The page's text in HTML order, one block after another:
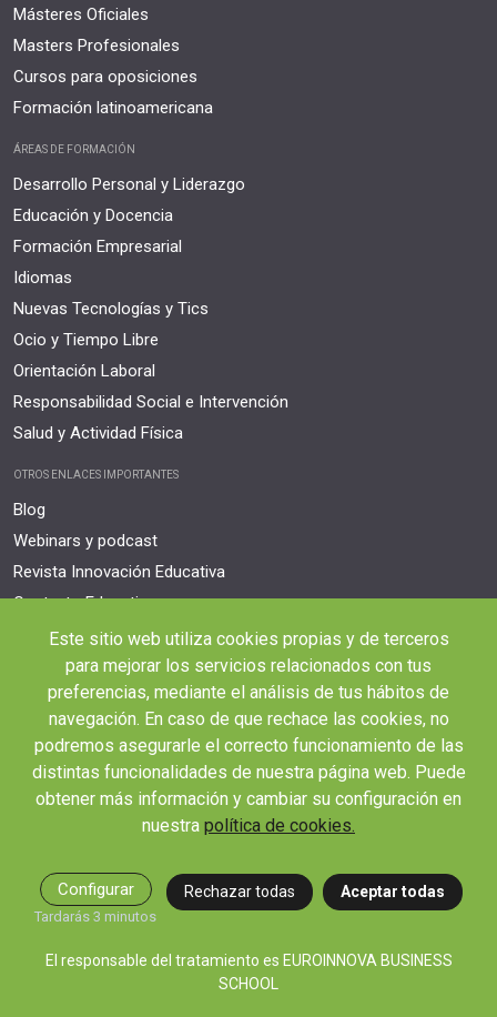
Másteres Oficiales
Masters Profesionales
Cursos para oposiciones
Formación latinoamericana
ÁREAS DE FORMACIÓN
Desarrollo Personal y Liderazgo
Educación y Docencia
Formación Empresarial
Idiomas
Nuevas Tecnologías y Tics
Ocio y Tiempo Libre
Orientación Laboral
Responsabilidad Social e Intervención
Salud y Actividad Física
OTROS ENLACES IMPORTANTES
Blog
Webinars y podcast
Revista Innovación Educativa
Contexto Educativo
Desistir contrato aquí
Tienes 14 días desde tu matriculación para cancelar sin coste y recibir el
reembolso completo.
© 2026 RED EDUCA
Condiciones de Matriculación|
Este sitio web utiliza cookies propias y de terceros
para mejorar los servicios relacionados con tus
preferencias, mediante el análisis de tus hábitos de
navegación. En caso de que rechace las cookies, no
podremos asegurarle el correcto funcionamiento de las
distintas funcionalidades de nuestra página web. Puede
obtener más información y cambiar su configuración en
nuestra política de cookies.
Configurar
Tardarás 3 minutos
Rechazar todas Aceptar todas
El responsable del tratamiento es EUROINNOVA BUSINESS
SCHOOL